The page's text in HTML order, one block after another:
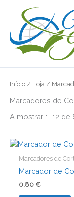
content
Início / Loja /
Marcadores de
A mostrar 1–12 de
Marcadores de
Marcador de
0,80 €